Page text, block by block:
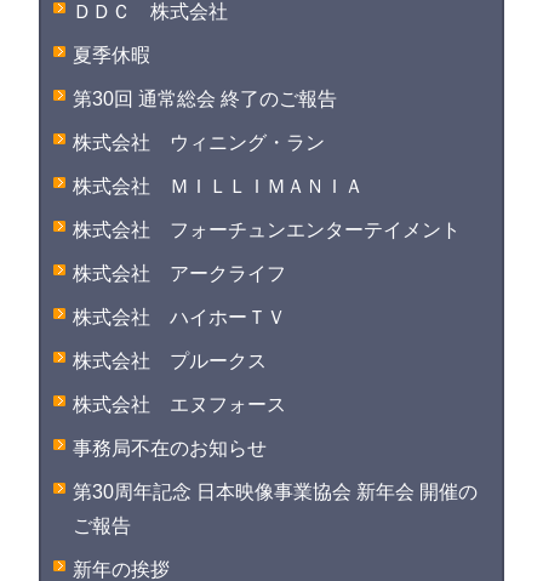
ＤＤＣ 株式会社
夏季休暇
第30回 通常総会 終了のご報告
株式会社 ウィニング・ラン
株式会社 ＭＩＬＬＩＭＡＮＩＡ
株式会社 フォーチュンエンターテイメント
株式会社 アークライフ
株式会社 ハイホーＴＶ
株式会社 プルークス
株式会社 エヌフォース
事務局不在のお知らせ
第30周年記念 日本映像事業協会 新年会 開催の
ご報告
新年の挨拶